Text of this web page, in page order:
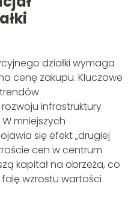
działki wymaga
cenę zakupu. Kluczowe
infrastruktury
mniejszych
się efekt „drugiej
cen w centrum
kapitał na obrzeża, co
wzrostu wartości